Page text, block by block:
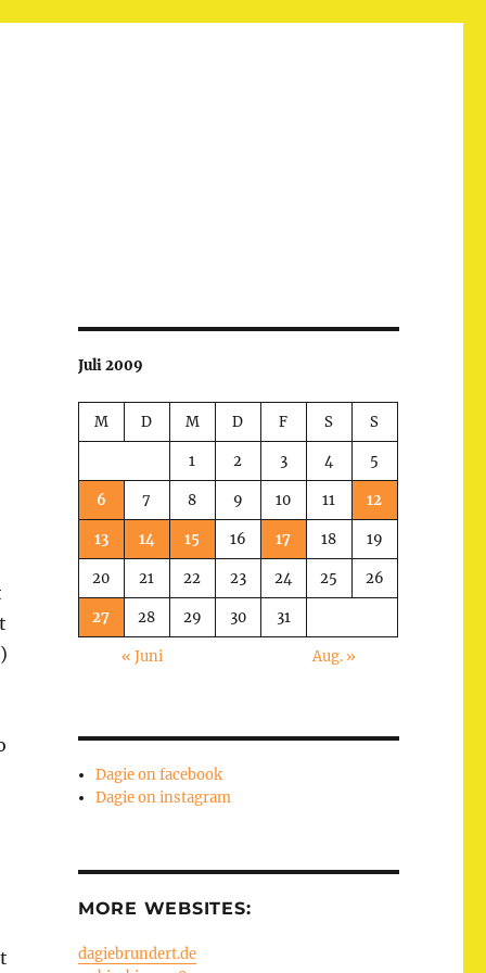
Juli 2009
M D M D F S S
1 2 3 4 5
6 7 8 9 10 11 12
13 14 15 16 17 18 19
20 21 22 23 24 25 26
27 28 29 30 31
« Juni Aug. »
Dagie on facebook
Dagie on instagram
MORE WEBSITES:
dagiebrundert.de